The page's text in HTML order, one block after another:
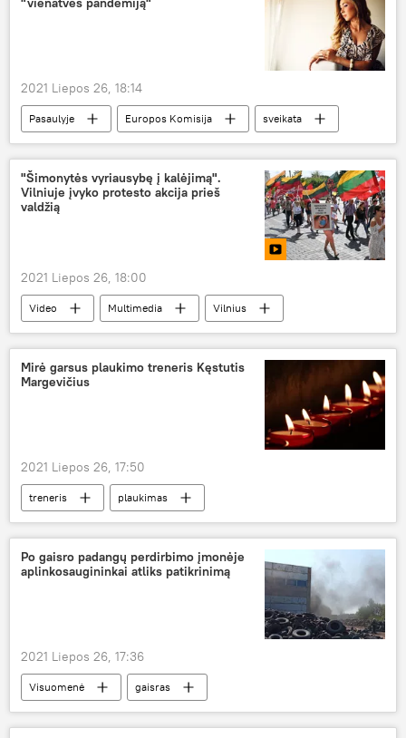
neteisėti migrantai
2021 Liepos 26, 18:14
Pasaulyje Europos Komisija
sveikata
vienatvė
ES Medicina ir sveikata
"Šimonytės vyriausybę į kalėjimą".
Vilniuje įvyko protesto akcija prieš
valdžią
2021 Liepos 26, 18:00
Video Multimedia
Vilnius
vakcinacija
koronavirusas COVID-19
Mirė garsus plaukimo treneris Kęstutis
Margevičius
2021 Liepos 26, 17:50
treneris
plaukimas
Metų netektys — 2021
Po gaisro padangų perdirbimo įmonėje
aplinkosaugininkai atliks patikrinimą
2021 Liepos 26, 17:36
Visuomenė
gaisras
Aplinkos apsaugos departamentas